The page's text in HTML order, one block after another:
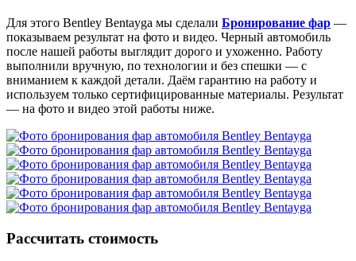
Для этого Bentley Bentayga мы сделали Бронирование фар —
показываем результат на фото и видео. Черный автомобиль
после нашей работы выглядит дорого и ухоженно. Работу
выполнили вручную, по технологии и без спешки — с
вниманием к каждой детали. Даём гарантию на работу и
используем только сертифицированные материалы. Результат
— на фото и видео этой работы ниже.
Рассчитать стоимость